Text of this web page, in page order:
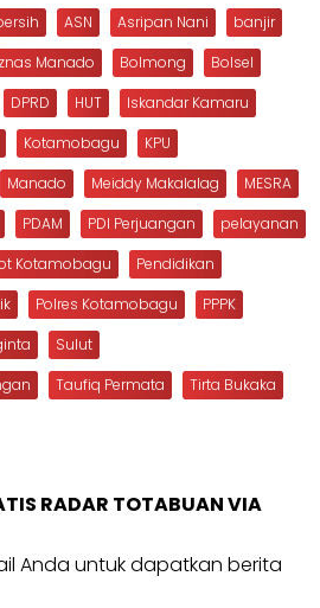
ASN Asripan Nani
banjir
Manado Bolmong
Bolsel
DPRD HUT
Iskandar Kamaru
Kotamobagu
KPU
Manado Meiddy Makalalag
MESRA
PDAM PDI Perjuangan
pelayanan
Kotamobagu
Pendidikan
Polres Kotamobagu
PPPK
Sulut
Taufiq Permata
Tirta Bukaka
RADAR TOTABUAN VIA
Anda untuk dapatkan berita